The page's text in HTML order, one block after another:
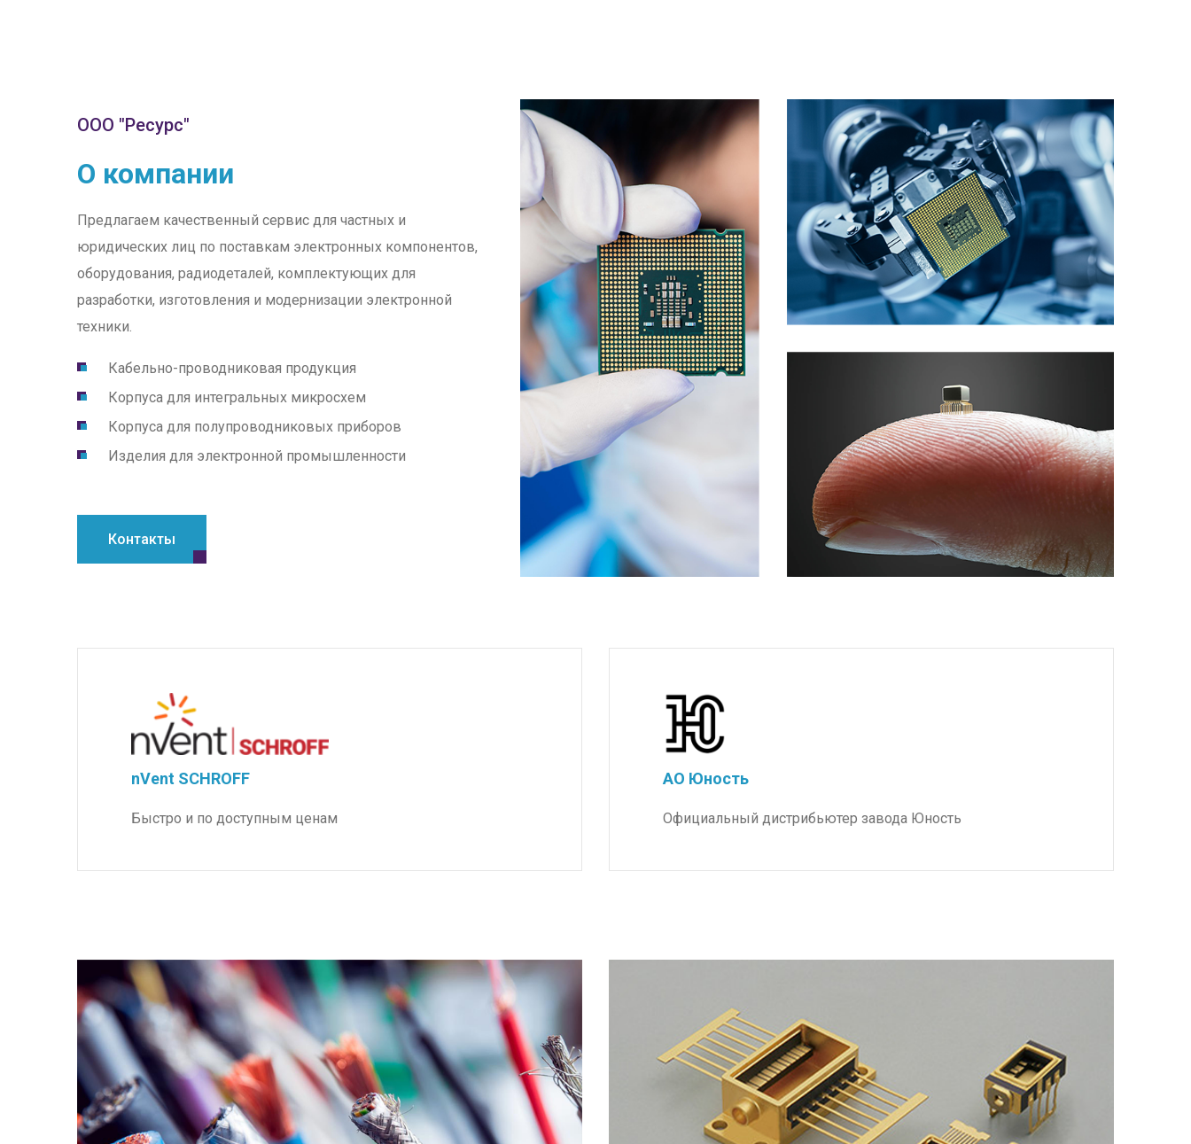
ООО "Ресурс"
О компании
Предлагаем качественный сервис для частных и
юридических лиц по поставкам электронных компонентов,
оборудования, радиодеталей, комплектующих для
разработки, изготовления и модернизации электронной
техники.
Кабельно-проводниковая продукция
Корпуса для интегральных микросхем
Корпуса для полупроводниковых приборов
Изделия для электронной промышленности
Контакты
nVent SCHROFF
Быстро и по доступным ценам
АО Юность
Официальный дистрибьютер завода Юность